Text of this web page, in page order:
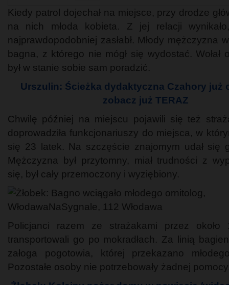
Kiedy patrol dojechał na miejsce, przy drodze
na nich młoda kobieta. Z jej relacji
najprawdopodobniej zasłabł. Młody mężczyzna
bagna, z którego nie mógł się wydostać. Wołał
był w stanie sobie sam poradzić.
Urszulin: Ścieżka dydaktyczna Czahory już
zobacz już TERAZ
Chwilę później na miejscu pojawili się też
doprowadziła funkcjonariuszy do miejsca, w
się 23 latek. Na szczęście znajomym udał się
Mężczyzna był przytomny, miał trudności z
się, był cały przemoczony i wyziębiony.
Policjanci razem ze strażakami przez około
transportowali go po mokradłach. Za linią
załoga pogotowia, której przekazano
Pozostałe osoby nie potrzebowały żadnej